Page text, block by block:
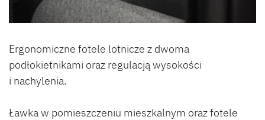
Ergonomiczne fotele lotnicze z dwoma
podłokietnikami oraz regulacją wysokości
i nachylenia.
Ławka w pomieszczeniu mieszkalnym oraz fotele